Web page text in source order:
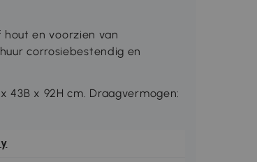
hout en voorzien van
corrosiebestendig en
43B x 92H cm. Draagvermogen: